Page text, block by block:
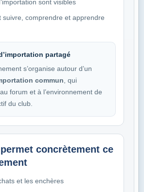
sont visibles
suivre, comprendre et apprendre
partagé
s’organise autour d’un
commun , qui
forum et à l’environnement de
du club.
concrètement ce
et les enchères